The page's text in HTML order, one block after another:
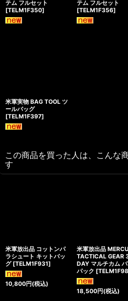
テム フルセット
[TELM1F350]
テム フルセット
[TELM1F356]
米軍実物 BAG TOOL ツ
ールバッグ
[TELM1F397]
この商品を買った人は、こんな
す
米軍放出品 コットンパ
ラシュート キットバッ
グ [TELM1F931]
10,800円(税込)
米軍放出品
TACTICAL GEAR
DAY マルチカム
パック [
18,500円(税込)